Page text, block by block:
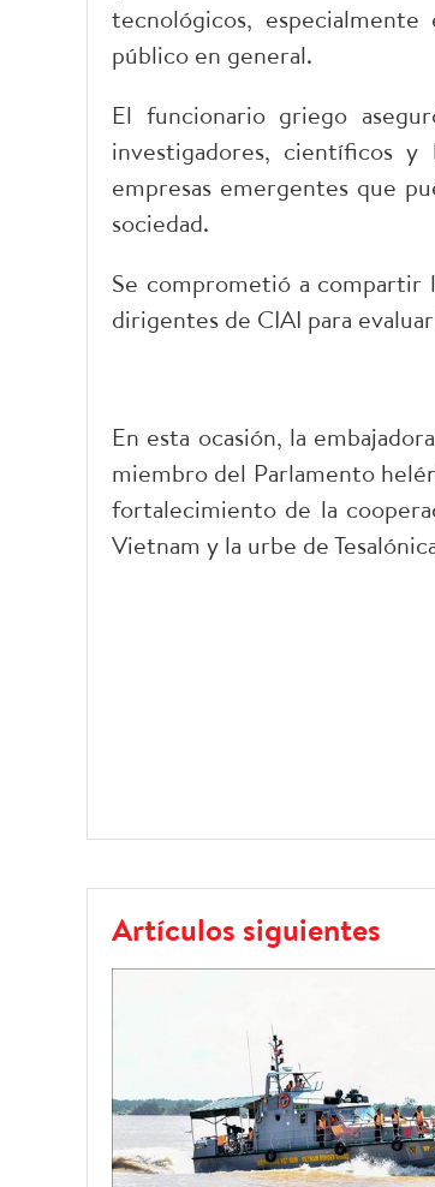
tecnológicos,
público en general.
El funcionario griego
investigadores, científicos
empresas emergentes que
sociedad.
Se comprometió a compartir
dirigentes de CIAI para
En esta ocasión, la
miembro del Parlamento
fortalecimiento de la
Vietnam y la urbe de
Artículos siguientes